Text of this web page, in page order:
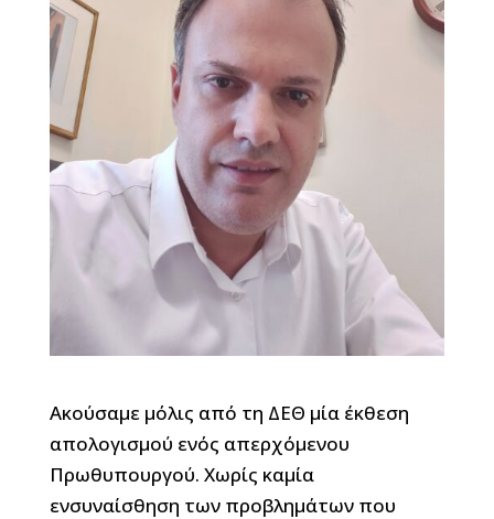
Ακούσαμε μόλις από τη ΔΕΘ μία έκθεση
απολογισμού ενός απερχόμενου
Πρωθυπουργού. Χωρίς καμία
ενσυναίσθηση των προβλημάτων που